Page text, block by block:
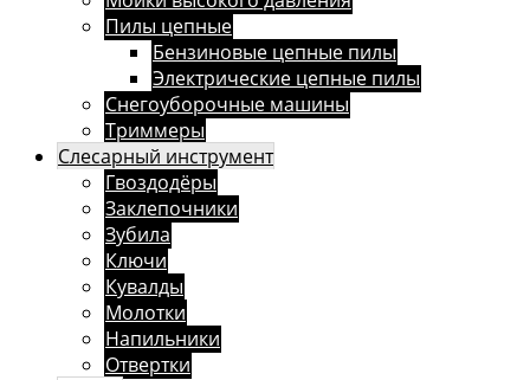
Пилы цепные
Бензиновые цепные пилы
Электрические цепные пилы
Снегоуборочные машины
Триммеры
Слесарный инструмент
Гвоздодёры
Заклепочники
Зубила
Ключи
Кувалды
Молотки
Напильники
Отвертки